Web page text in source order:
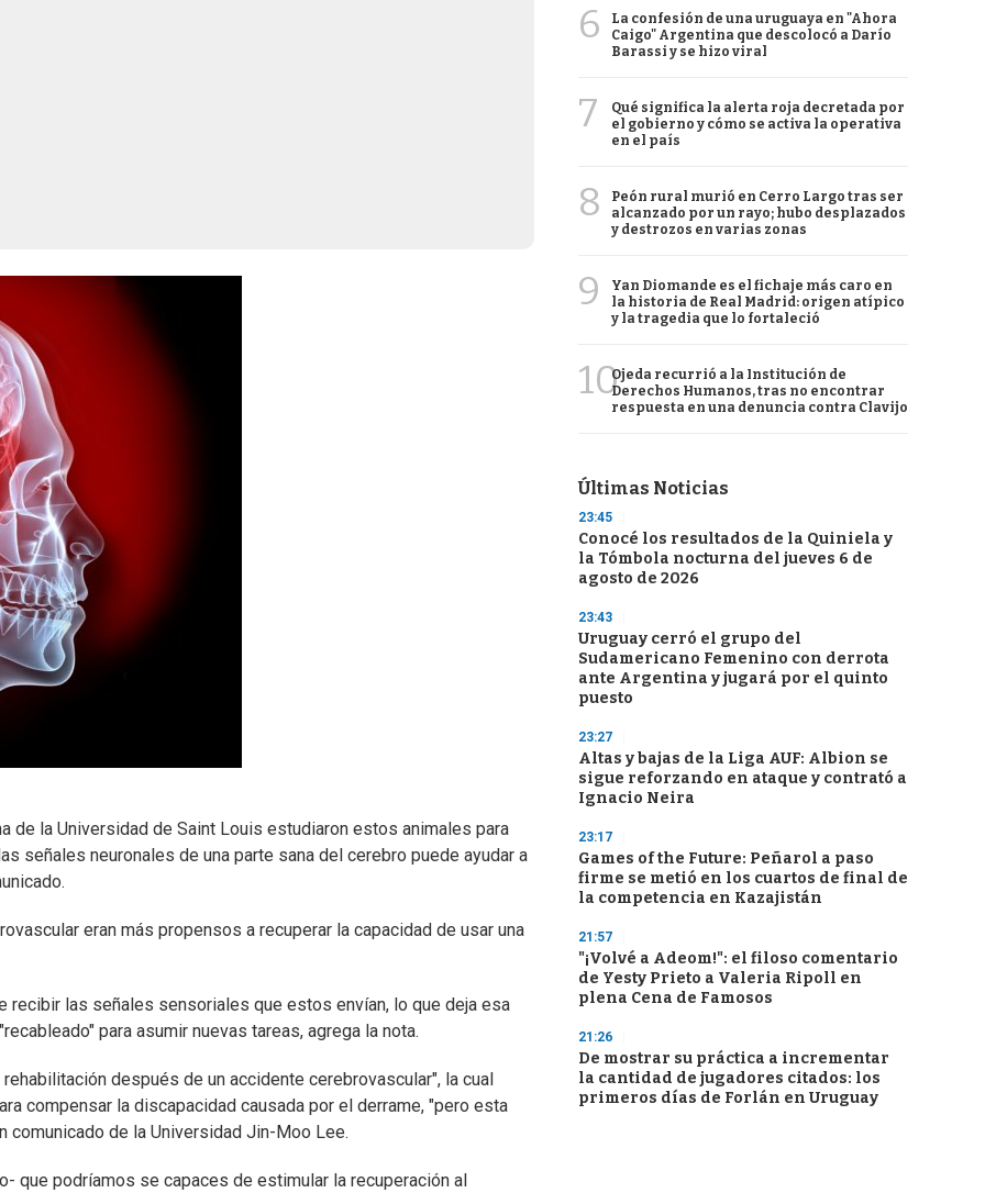
de la Universidad de Saint Louis estudiaron estos animales para
señales neuronales de una parte sana del cerebro puede ayudar a
eran más propensos a recuperar la capacidad de usar una
recibir las señales sensoriales que estos envían, lo que deja esa
para asumir nuevas tareas, agrega la nota.
después de un accidente cerebrovascular", la cual
compensar la discapacidad causada por el derrame, "pero esta
comunicado de la Universidad Jin-Moo Lee.
podríamos se capaces de estimular la recuperación al
6
La confesión de una uruguaya en "Ahora
Caigo" Argentina que descolocó a Darío
Barassi y se hizo viral
7
Qué significa la alerta roja decretada por
el gobierno y cómo se activa la operativa
en el país
8
Peón rural murió en Cerro Largo tras ser
alcanzado por un rayo; hubo desplazados
y destrozos en varias zonas
9
Yan Diomande es el fichaje más caro en
la historia de Real Madrid: origen atípico
y la tragedia que lo fortaleció
10Ojeda recurrió a la Institución de
Derechos Humanos, tras no encontrar
respuesta en una denuncia contra Clavijo
Últimas Noticias
23:45
Conocé los resultados de la Quiniela y
la Tómbola nocturna del jueves 6 de
agosto de 2026
23:43
Uruguay cerró el grupo del
Sudamericano Femenino con derrota
ante Argentina y jugará por el quinto
puesto
23:27
Altas y bajas de la Liga AUF: Albion se
sigue reforzando en ataque y contrató a
Ignacio Neira
23:17
Games of the Future: Peñarol a paso
firme se metió en los cuartos de final de
la competencia en Kazajistán
21:57
"¡Volvé a Adeom!": el filoso comentario
de Yesty Prieto a Valeria Ripoll en
plena Cena de Famosos
21:26
De mostrar su práctica a incrementar
la cantidad de jugadores citados: los
primeros días de Forlán en Uruguay